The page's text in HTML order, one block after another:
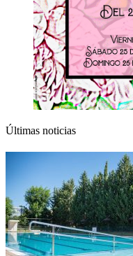
Últimas noticias